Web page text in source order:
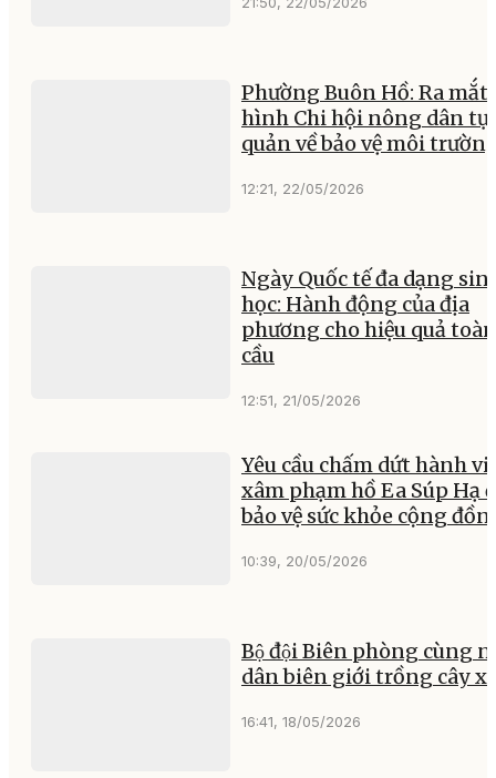
Phường Buôn Hồ: Ra mắt
hình Chi hội nông dân tự
quản về bảo vệ môi
12:21, 22/05/2026
Ngày Quốc tế đa dạng
học: Hành động của địa
phương cho hiệu quả toàn
cầu
12:51, 21/05/2026
Yêu cầu chấm dứt hành vi
xâm phạm hồ Ea Súp Hạ
bảo vệ sức khỏe cộng
10:39, 20/05/2026
Bộ đội Biên phòng cùng
dân biên giới trồng cây
16:41, 18/05/2026